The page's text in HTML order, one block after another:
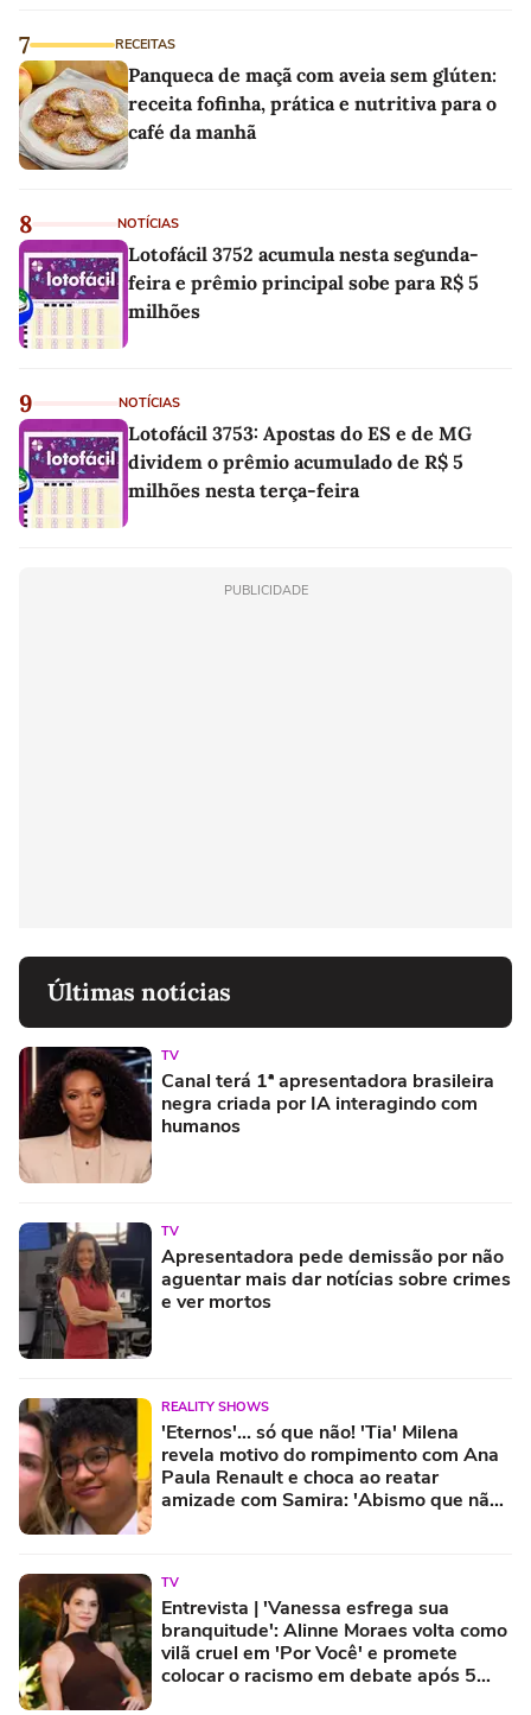
7 RECEITAS
Panqueca de maçã com aveia sem glúten:
receita fofinha, prática e nutritiva para o
café da manhã
8 NOTÍCIAS
Lotofácil 3752 acumula nesta segunda-
feira e prêmio principal sobe para R$ 5
milhões
9 NOTÍCIAS
Lotofácil 3753: Apostas do ES e de MG
dividem o prêmio acumulado de R$ 5
milhões nesta terça-feira
PUBLICIDADE
Últimas notícias
TV
Canal terá 1ª apresentadora brasileira
negra criada por IA interagindo com
humanos
TV
Apresentadora pede demissão por não
aguentar mais dar notícias sobre crimes
e ver mortos
REALITY SHOWS
'Eternos'... só que não! 'Tia' Milena
revela motivo do rompimento com Ana
Paula Renault e choca ao reatar
amizade com Samira: 'Abismo que não
TV
Entrevista | 'Vanessa esfrega sua
branquitude': Alinne Moraes volta como
vilã cruel em 'Por Você' e promete
colocar o racismo em debate após 5